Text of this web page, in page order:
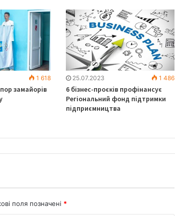
1 618
замайорів
25.07.2023 1 486
6 бізнес-проєків профінансує
Регіональний фонд підтримки
підприємництва
поля позначені *